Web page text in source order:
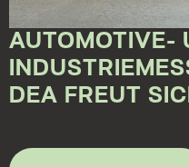
AUTOMOTIVE-
DEA FREUT